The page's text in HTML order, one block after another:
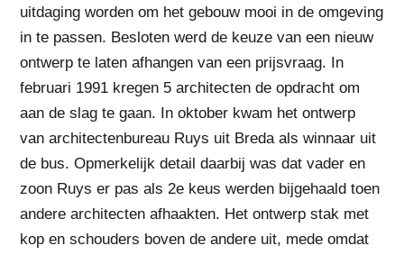
uitdaging worden om het gebouw mooi in de omgeving
in te passen. Besloten werd de keuze van een nieuw
ontwerp te laten afhangen van een prijsvraag. In
februari 1991 kregen 5 architecten de opdracht om
aan de slag te gaan. In oktober kwam het ontwerp
van architectenbureau Ruys uit Breda als winnaar uit
de bus. Opmerkelijk detail daarbij was dat vader en
zoon Ruys er pas als 2e keus werden bijgehaald toen
andere architecten afhaakten. Het ontwerp stak met
kop en schouders boven de andere uit, mede omdat